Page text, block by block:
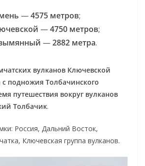
—4575 метров;
—4750 метров;
—2882 метра.
вулканов Ключевской
с подножия Толбачинского
путешествия вокруг вулканов
Толбачик.
Россия, Дальний Восток,
Ключевская группа вулканов.